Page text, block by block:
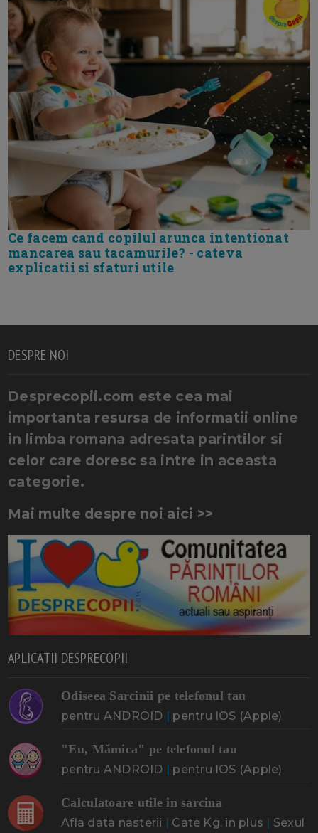
Ce facem cand copilul arunca intentionat
mancarea sau tacamurile? - cateva
explicatii si sfaturi utile
DESPRE NOI
Desprecopii.com este cea mai
importanta resursa de informatii online
in limba romana adresata parintilor si
celor care doresc sa intre in aceasta
categorie.
Mai multe despre noi aici >>
APLICATII DESPRECOPII
Odiseea Sarcinii pe telefonul tau
pentru ANDROID pentru IOS (Apple)
"Eu, Mămica" pe telefonul tau
pentru ANDROID pentru IOS (Apple)
Calculatoare utile in sarcina
Afla data nasterii Cate Kg. in plus
Sexul